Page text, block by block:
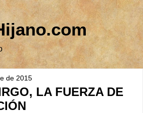
de 2015
LA FUERZA DE